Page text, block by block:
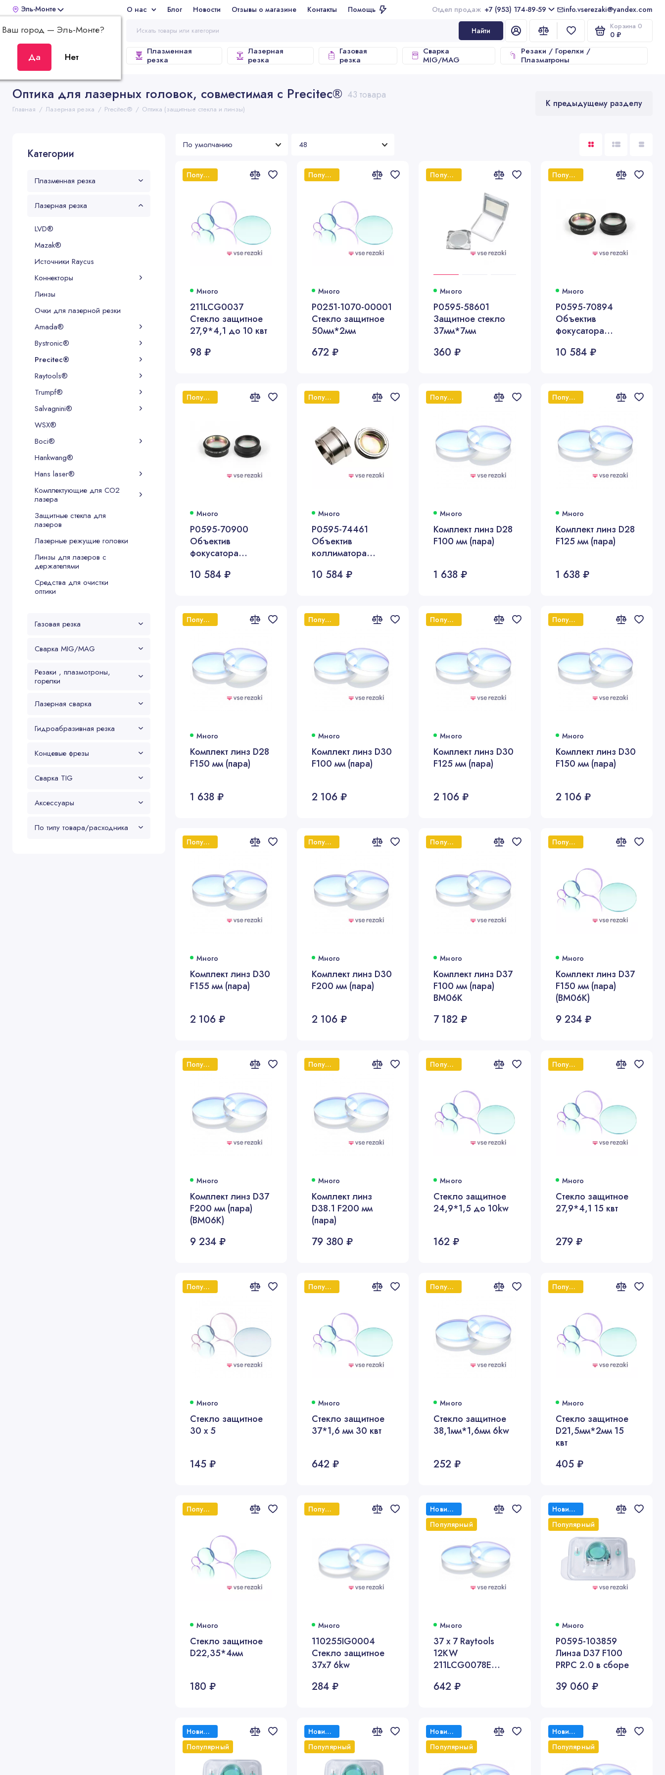
Эль-Монте
Ваш город —Эль-Монте?
О нас Блог Новости Отзывы о магазине Контакты Помощь Отдел продаж +7 (953) 174-89-59 info.vserezaki@yandex.com
Найти Корзина 0
0 ₽
ВСЕ КАТЕГОРИИ
Плазменная
резка
Лазерная
резка
Газовая
резка
Сварка
MIG/MAG
Резаки / Горелки /
Плазматроны
Оптика для лазерных головок, совместимая с Precitec® 43 товара
Главная Лазерная резка Precitec® Оптика (защитные стекла и линзы) К предыдущему разделу
Категории
Плазменная резка
Лазерная резка
LVD®
Mazak®
Источники Raycus
Коннекторы
Линзы
Очки для лазерной резки
Amada®
Bystronic®
Precitec®
Raytools®
Trumpf®
Salvagnini®
WSX®
Boci®
Hankwang®
Hans laser®
Комплектующие для CO2
лазера
Защитные стекла для
лазеров
Лазерные режущие головки
Линзы для лазеров с
держателями
Средства для очистки
оптики
Газовая резка
Сварка MIG/MAG
Резаки , плазмотроны,
горелки
Лазерная сварка
Гидроабразивная резка
Концевые фрезы
Сварка TIG
Аксессуары
По типу товара/расходника
Популярный
Много
211LCG0037
Стекло защитное
27,9*4,1 до 10 квт
98 ₽
Популярный
Много
P0251-1070-00001
Cтекло защитное
50мм*2мм
672 ₽
Популярный
Много
P0595-58601
Защитное стекло
37мм*7мм
360 ₽
Популярный
Много
P0595-70894
Объектив
фокусатора
мм 8 KW в сборе
10 584 ₽
Популярный
Много
P0595-70900
Объектив
фокусатора
мм 8 KW в сборе
10 584 ₽
Популярный
Много
P0595-74461
Объектив
коллиматора
мм 8 KW в сборе
10 584 ₽
Популярный
Много
Комплект линз D28
F100 мм (пара)
1 638 ₽
Популярный
Много
Комплект линз D28
F125 мм (пара)
1 638 ₽
Популярный
Много
Комплект линз D28
F150 мм (пара)
1 638 ₽
Популярный
Много
Комплект линз D30
F100 мм (пара)
2 106 ₽
Популярный
Много
Комплект линз D30
F125 мм (пара)
2 106 ₽
Популярный
Много
Комплект линз D30
F150 мм (пара)
2 106 ₽
Популярный
Много
Комплект линз D30
F155 мм (пара)
2 106 ₽
Популярный
Много
Комплект линз D30
F200 мм (пара)
2 106 ₽
Популярный
Много
Комплект линз D37
F100 мм (пара)
BM06K
7 182 ₽
Популярный
Много
Комплект линз D37
F150 мм (пара)
(BM06K)
9 234 ₽
Популярный
Много
Комплект линз D37
F200 мм (пара)
(BM06K)
9 234 ₽
Популярный
Много
Комплект линз
D38.1 F200 мм
(пара)
79 380 ₽
Популярный
Много
Стекло защитное
24,9*1,5 до 10kw
162 ₽
Популярный
Много
Стекло защитное
27,9*4,1 15 квт
279 ₽
Популярный
Много
Стекло защитное
30 х 5
145 ₽
Популярный
Много
Стекло защитное
37*1,6 мм 30 квт
642 ₽
Популярный
Много
Стекло защитное
38,1мм*1,6мм 6kw
252 ₽
Популярный
Много
Стекло защитное
D21,5мм*2мм 15
квт
405 ₽
Популярный
Много
Стекло защитное
D22,35*4мм
180 ₽
Популярный
Много
110255IG0004
Стекло защитное
37х7 6kw
284 ₽
Новинка
Популярный
Много
37 х 7 Raytools
12KW
211LCG0078E
642 ₽
Новинка
Популярный
Много
P0595-103859
Линза D37 F100
PRPC 2.0 в сборе
39 060 ₽
Новинка
Популярный
Новинка
Популярный
Новинка
Популярный
Новинка
Популярный